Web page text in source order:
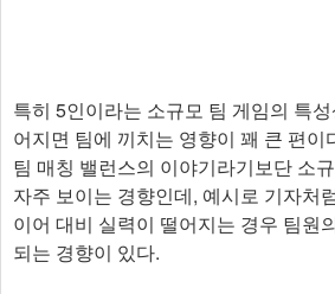
특히 5인이라는 소규모 팀 게임의 특
어지면 팀에 끼치는 영향이 꽤 큰 편이
팀 매칭 밸런스의 이야기라기보단 소
자주 보이는 경향인데, 예시로 기자처
이어 대비 실력이 떨어지는 경우 팀원
되는 경향이 있다.